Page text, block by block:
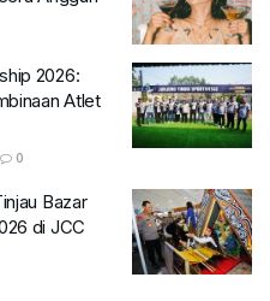
2026:
Atlet
0
Bazar
di JCC